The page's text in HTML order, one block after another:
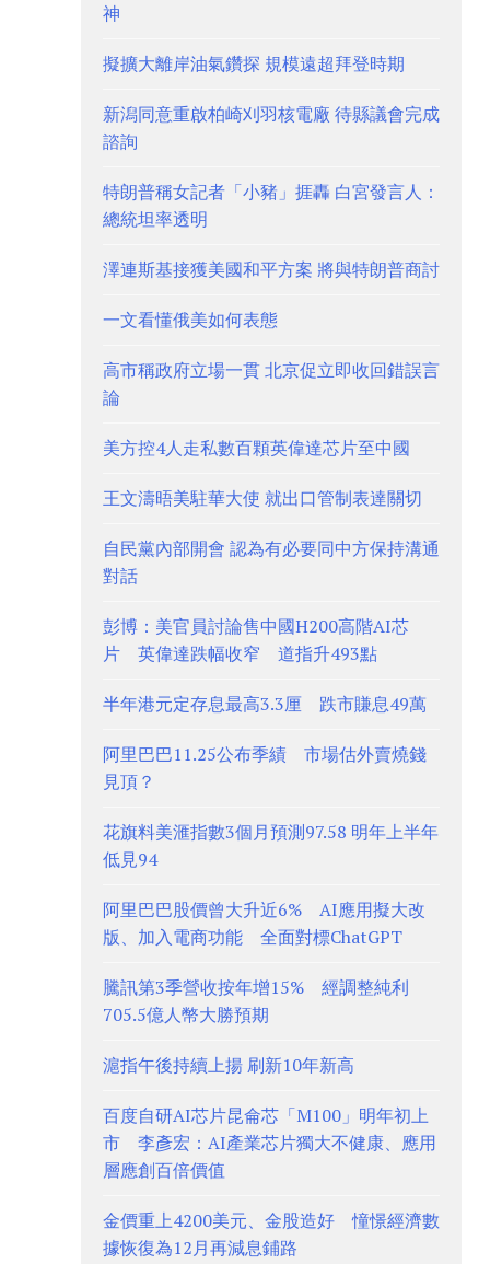
神
擬擴大離岸油氣鑽探 規模遠超拜登時期
新潟同意重啟柏崎刈羽核電廠 待縣議會完成
諮詢
特朗普稱女記者「小豬」捱轟 白宮發言人：
總統坦率透明
澤連斯基接獲美國和平方案 將與特朗普商討
一文看懂俄美如何表態
高市稱政府立場一貫 北京促立即收回錯誤言
論
美方控4人走私數百顆英偉達芯片至中國
王文濤晤美駐華大使 就出口管制表達關切
自民黨內部開會 認為有必要同中方保持溝通
對話
彭博：美官員討論售中國H200高階AI芯
片 英偉達跌幅收窄 道指升493點
半年港元定存息最高3.3厘 跌市賺息49萬
阿里巴巴11.25公布季績 市場估外賣燒錢
見頂？
花旗料美滙指數3個月預測97.58 明年上半年
低見94
阿里巴巴股價曾大升近6% AI應用擬大改
版、加入電商功能 全面對標ChatGPT
騰訊第3季營收按年增15% 經調整純利
705.5億人幣大勝預期
滬指午後持續上揚 刷新10年新高
百度自研AI芯片昆侖芯「M100」明年初上
市 李彥宏：AI產業芯片獨大不健康、應用
層應創百倍價值
金價重上4200美元、金股造好 憧憬經濟數
據恢復為12月再減息鋪路